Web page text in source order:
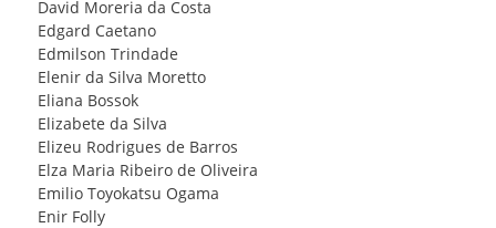
David Moreria da Costa
Edgard Caetano
Edmilson Trindade
Elenir da Silva Moretto
Eliana Bossok
Elizabete da Silva
Elizeu Rodrigues de Barros
Elza Maria Ribeiro de Oliveira
Emilio Toyokatsu Ogama
Enir Folly